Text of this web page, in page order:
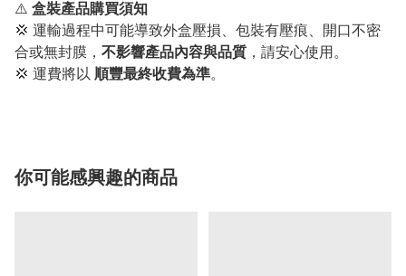
⚠️ 盒裝產品購買須知
💢 運輸過程中可能導致外盒壓損、包裝有壓痕、開口不密
合或無封膜， 不影響產品內容與品質 ，請安心使用。
💢 運費將以 順豐最終收費為準。
你可能感興趣的商品